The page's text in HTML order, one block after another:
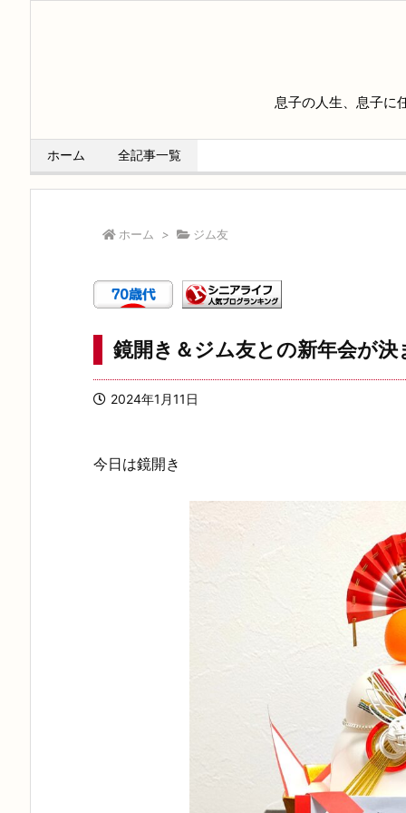
息子の人生、息子に
ホーム 全記事一覧
ホーム > ジム友
鏡開き＆ジム友との新年会が
2024年1月11日
今日は鏡開き